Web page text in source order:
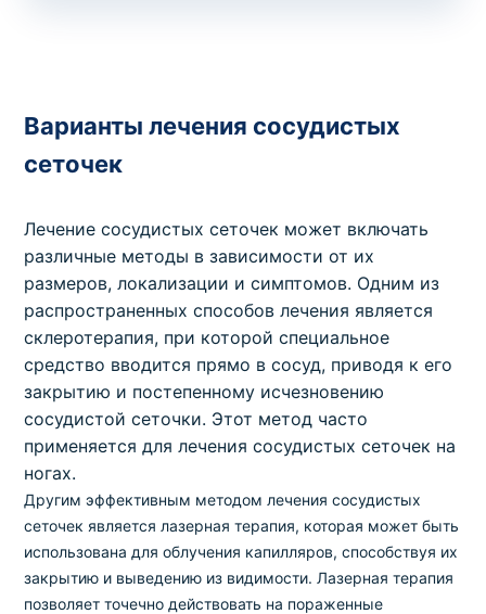
Варианты лечения сосудистых
сеточек
Лечение сосудистых сеточек может включать
различные методы в зависимости от их
размеров, локализации и симптомов. Одним из
распространенных способов лечения является
склеротерапия, при которой специальное
средство вводится прямо в сосуд, приводя к его
закрытию и постепенному исчезновению
сосудистой сеточки. Этот метод часто
применяется для лечения сосудистых сеточек на
ногах.
Другим эффективным методом лечения сосудистых
сеточек является лазерная терапия, которая может быть
использована для облучения капилляров, способствуя их
закрытию и выведению из видимости. Лазерная терапия
позволяет точечно действовать на пораженные